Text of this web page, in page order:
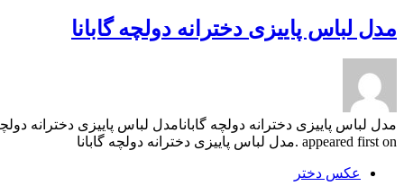
مدل لباس پاییزی دخترانه دولچه گابانا
appeared first on .مدل لباس پاییزی دخترانه دولچه گابانا
عکس دختر